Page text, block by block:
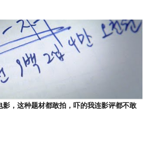
影，这种题材都敢拍，吓的我连影评都不敢